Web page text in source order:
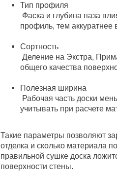
Тип профиля
Фаска и глубина паза
профиль, тем аккуратнее
Сортность
Деление на Экстра,
общего качества
Полезная ширина
Рабочая часть доски
учитывать при расчете
Такие параметры позволяют
отделка и сколько материала
правильной сушке доска
поверхности стены.